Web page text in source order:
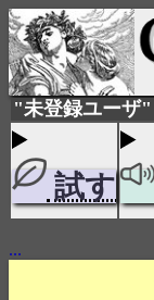
"未登録ユーザ"
試す
...